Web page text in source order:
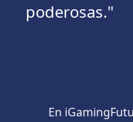
poderosas."
En